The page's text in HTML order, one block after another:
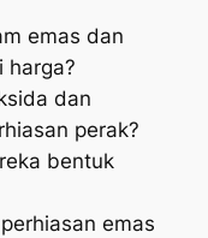
emas dan
harga?
dan
perak?
bentuk
emas